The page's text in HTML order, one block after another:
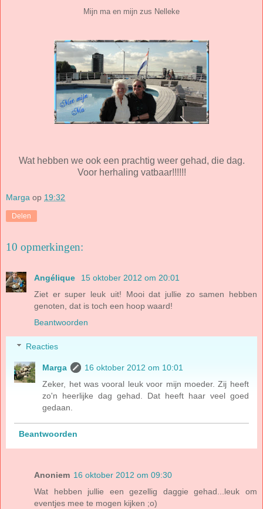
Mijn ma en mijn zus Nelleke
Wat hebben we ook een prachtig weer gehad, die dag.
Voor herhaling vatbaar!!!!!!
Marga op 19:32
Delen
10 opmerkingen:
Angélique
15 oktober 2012 om 20:01
Ziet er super leuk uit! Mooi dat jullie zo samen hebben
genoten, dat is toch een hoop waard!
Beantwoorden
Reacties
Marga
16 oktober 2012 om 10:01
Zeker, het was vooral leuk voor mijn moeder. Zij heeft
zo'n heerlijke dag gehad. Dat heeft haar veel goed
gedaan.
Beantwoorden
Anoniem 16 oktober 2012 om 09:30
Wat hebben jullie een gezellig daggie gehad...leuk om
eventjes mee te mogen kijken ;o)